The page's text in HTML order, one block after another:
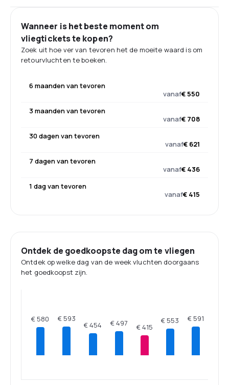
Wanneer is het beste moment om
vliegtickets te kopen?
Zoek uit hoe ver van tevoren het de moeite waard is om
retourvluchten te boeken.
6 maanden van tevoren
vanaf€ 550
3 maanden van tevoren
vanaf€ 708
30 dagen van tevoren
vanaf€ 621
7 dagen van tevoren
vanaf€ 436
1 dag van tevoren
vanaf€ 415
Ontdek de goedkoopste dag om te vliegen
Ontdek op welke dag van de week vluchten doorgaans
het goedkoopst zijn.
€ 580 € 593
€ 454 € 497 € 415
€ 553 € 591